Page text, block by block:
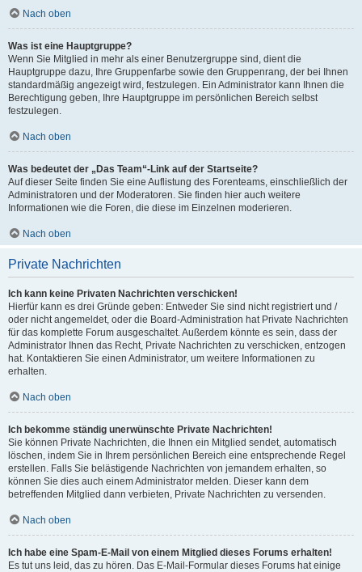
Nach oben
Was ist eine Hauptgruppe?
Wenn Sie Mitglied in mehr als einer Benutzergruppe sind, dient die
Hauptgruppe dazu, Ihre Gruppenfarbe sowie den Gruppenrang, der bei Ihnen
standardmäßig angezeigt wird, festzulegen. Ein Administrator kann Ihnen die
Berechtigung geben, Ihre Hauptgruppe im persönlichen Bereich selbst
festzulegen.
Nach oben
Was bedeutet der „Das Team“-Link auf der Startseite?
Auf dieser Seite finden Sie eine Auflistung des Forenteams, einschließlich der
Administratoren und der Moderatoren. Sie finden hier auch weitere
Informationen wie die Foren, die diese im Einzelnen moderieren.
Nach oben
Private Nachrichten
Ich kann keine Privaten Nachrichten verschicken!
Hierfür kann es drei Gründe geben: Entweder Sie sind nicht registriert und /
oder nicht angemeldet, oder die Board-Administration hat Private Nachrichten
für das komplette Forum ausgeschaltet. Außerdem könnte es sein, dass der
Administrator Ihnen das Recht, Private Nachrichten zu verschicken, entzogen
hat. Kontaktieren Sie einen Administrator, um weitere Informationen zu
erhalten.
Nach oben
Ich bekomme ständig unerwünschte Private Nachrichten!
Sie können Private Nachrichten, die Ihnen ein Mitglied sendet, automatisch
löschen, indem Sie in Ihrem persönlichen Bereich eine entsprechende Regel
erstellen. Falls Sie belästigende Nachrichten von jemandem erhalten, so
können Sie dies auch einem Administrator melden. Dieser kann dem
betreffenden Mitglied dann verbieten, Private Nachrichten zu versenden.
Nach oben
Ich habe eine Spam-E-Mail von einem Mitglied dieses Forums erhalten!
Es tut uns leid, das zu hören. Das E-Mail-Formular dieses Forums hat einige